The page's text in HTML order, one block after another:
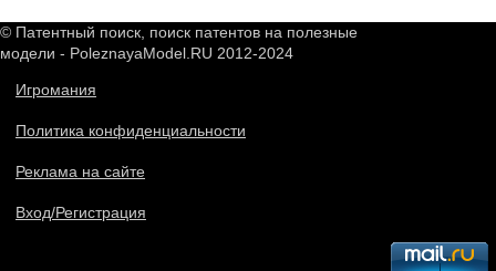
© Патентный поиск, поиск патентов на полезные
модели - PoleznayaModel.RU 2012-2024
Игромания
Политика конфиденциальности
Реклама на сайте
Вход/Регистрация